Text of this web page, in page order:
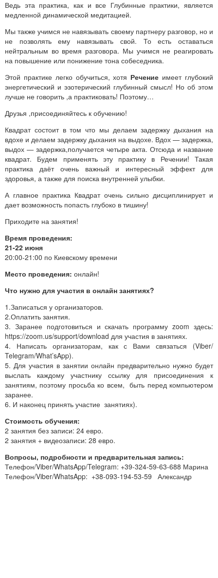
Ведь эта практика, как и все Глубинные практики, является
медленной динамической медитацией.
Мы также учимся не навязывать своему партнеру разговор, но и
не позволять ему навязывать свой. То есть оставаться
нейтральным во время разговора. Мы учимся не реагировать
на повышение или понижение тона собеседника.
Этой практике легко обучиться, хотя Речение имеет глубокий
энергетический и эзотерический глубинный смысл! Но об этом
лучше не говорить ,а практиковать! Поэтому…
Друзья ,присоединяйтесь к обучению!
Квадрат состоит в том что мы делаем задержку дыхания на
вдохе и делаем задержку дыхания на выдохе. Вдох — задержка,
выдох — задержка,получается четыре акта. Отсюда и название
квадрат. Будем применять эту практику в Речении! Такая
практика даёт очень важный и интересный эффект для
здоровья, а также для поиска внутренней улыбки.
А главное практика Квадрат очень сильно дисциплинирует и
дает возможность попасть глубоко в тишину!
Приходите на занятия!
Время проведения:
21-22 июня
20:00-21:00 по Киевскому времени
Место проведения: онлайн!
Что нужно для участия в онлайн занятиях?
1.Записаться у организаторов.
2.Оплатить занятия.
3. Заранее подготовиться и скачать программу zoom здесь:
https://zoom.us/support/download для участия в занятиях.
4. Написать организаторам, как с Вами связаться (Viber/
Telegram/What’sApp).
5. Для участия в занятии онлайн предварительно нужно будет
выслать каждому участнику ссылку для присоединения к
занятиям, поэтому просьба ко всем, быть перед компьютером
заранее.
6. И наконец принять участие занятиях).
Стоимость обучения:
2 занятия без записи: 24 евро.
2 занятия + видеозаписи: 28 евро.
Вопросы, подробности и предварительная запись:
Телефон/Viber/WhatsApp/Telegram: +39-324-59-63-688 Марина
Телефон/Viber/WhatsApp: +38-093-194-53-59 Александр